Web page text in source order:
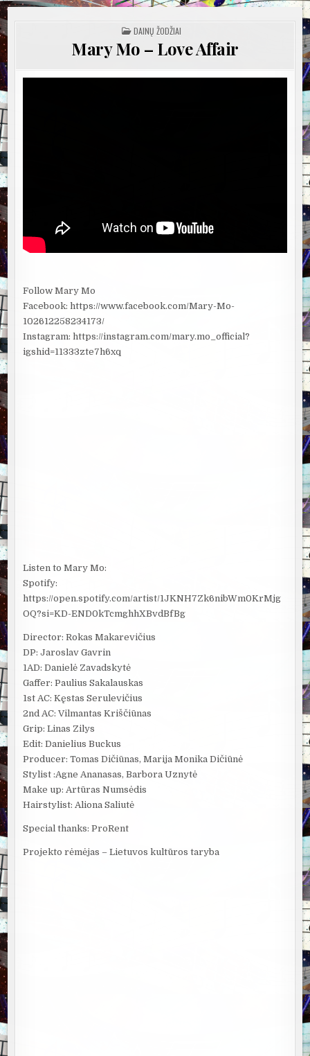
POSTED
IN
DAINŲ ŽODŽIAI
Mary Mo – Love Affair
Follow Mary Mo
Facebook: https://www.facebook.com/Mary-Mo-
102612258234173/
Instagram: https://instagram.com/mary.mo_official?
igshid=11333zte7h6xq
Listen to Mary Mo:
Spotify:
https://open.spotify.com/artist/1JKNH7Zk6nibWm0KrMjg
OQ?si=KD-END0kTcmghhXBvdBfBg
Director: Rokas Makarevičius
DP: Jaroslav Gavrin
1AD: Danielė Zavadskytė
Gaffer: Paulius Sakalauskas
1st AC: Kęstas Serulevičius
2nd AC: Vilmantas Kriščiūnas
Grip: Linas Zilys
Edit: Danielius Buckus
Producer: Tomas Dičiūnas, Marija Monika Dičiūnė
Stylist :Agne Ananasas, Barbora Uznytė
Make up: Artūras Numsėdis
Hairstylist: Aliona Saliutė
Special thanks: ProRent
Projekto rėmėjas – Lietuvos kultūros taryba